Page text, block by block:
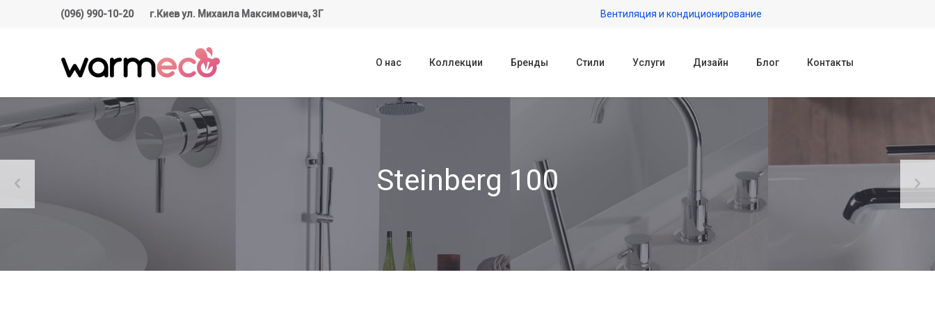
(096) 990-10-20 г.Киев ул. Михаила Максимовича, 3Г Вентиляция и кондиционирование
О нас Коллекции Бренды Стили Услуги Дизайн Блог Контакты
Steinberg 100